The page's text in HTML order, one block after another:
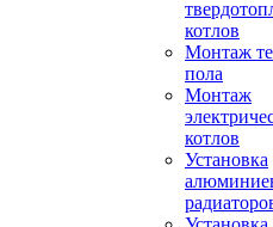
котлов
Монтаж
пола
Монтаж
котлов
Установка